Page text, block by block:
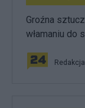
Groźna
włamaniu do
Redakcja